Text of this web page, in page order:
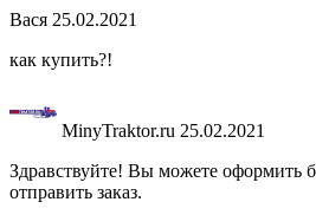
Вася 25.02.2021
как купить?!
MinyTraktor.ru 25.02.2021
Здравствуйте! Вы можете оформить
отправить заказ.